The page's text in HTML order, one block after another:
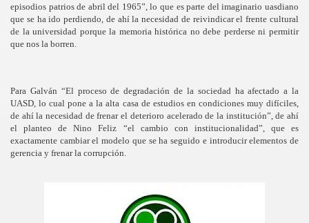
episodios patrios de abril del 1965”, lo que es parte del imaginario uasdiano
que se ha ido perdiendo, de ahí la necesidad de reivindicar el frente cultural
de la universidad porque la memoria histórica no debe perderse ni permitir
que nos la borren.
Para Galván “El proceso de degradación de la sociedad ha afectado a la
UASD, lo cual pone a la alta casa de estudios en condiciones muy difíciles,
de ahí la necesidad de frenar el deterioro acelerado de la institución”, de ahí
el planteo de Nino Feliz “el cambio con institucionalidad”, que es
exactamente cambiar el modelo que se ha seguido e introducir elementos de
gerencia y frenar la corrupción.